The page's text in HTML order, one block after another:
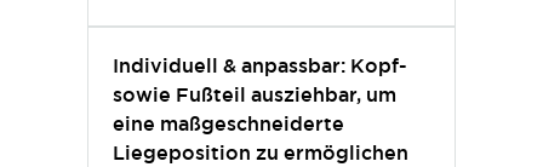
Individuell & anpassbar: Kopf-
sowie Fußteil ausziehbar, um
eine maßgeschneiderte
Liegeposition zu ermöglichen